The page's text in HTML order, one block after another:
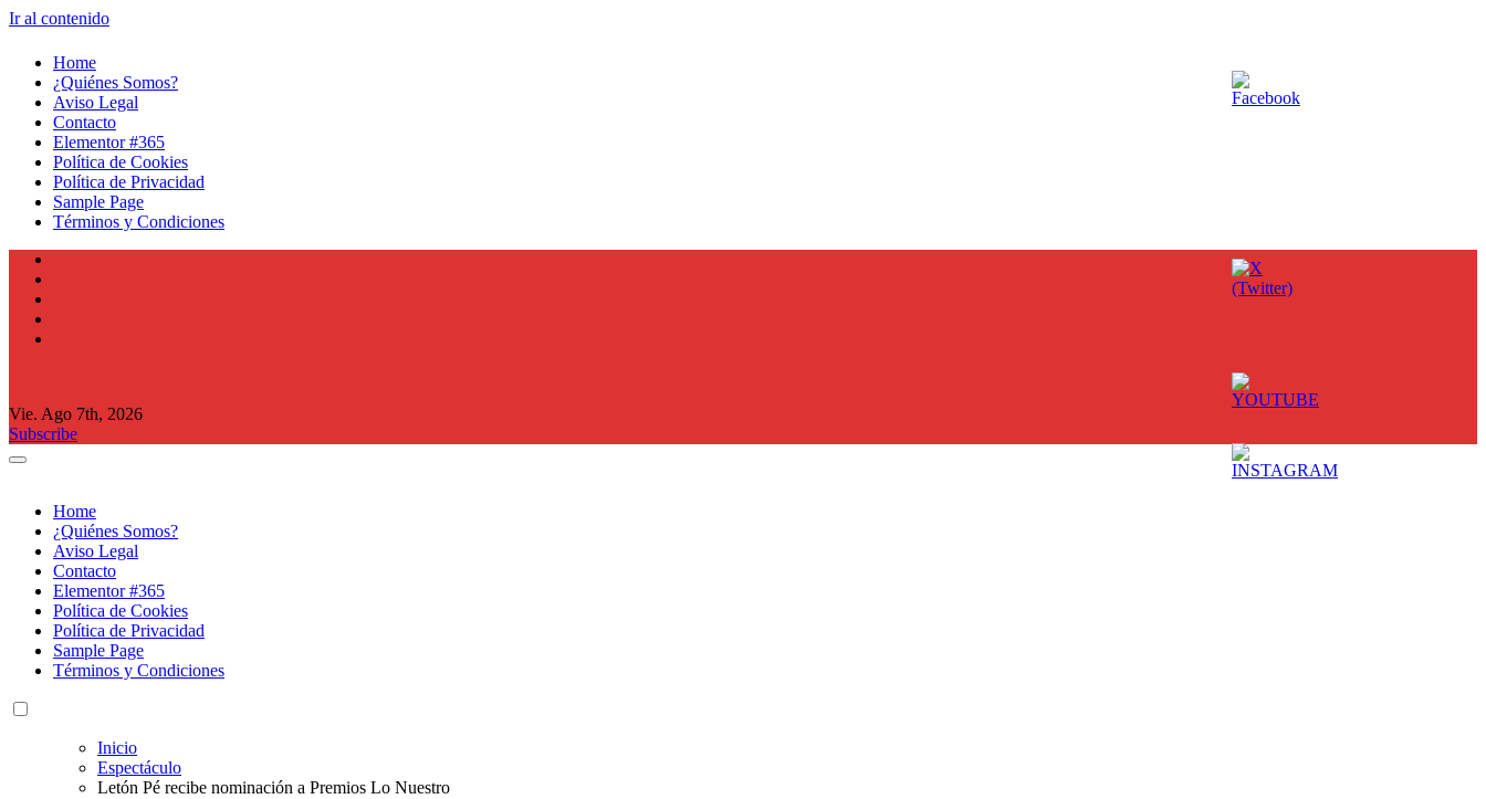
Ir al contenido
Home
¿Quiénes Somos?
Aviso Legal
Contacto
Elementor #365
Política de Cookies
Política de Privacidad
Sample Page
Términos y Condiciones
Vie. Ago 7th, 2026
Subscribe
Home
¿Quiénes Somos?
Aviso Legal
Contacto
Elementor #365
Política de Cookies
Política de Privacidad
Sample Page
Términos y Condiciones
Inicio
Espectáculo
Letón Pé recibe nominación a Premios Lo Nuestro